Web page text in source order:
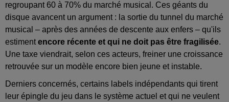
regroupant 60 à 70% du marché musical. Ces géants du
disque avancent un argument : la sortie du tunnel du marché
musical – après des années de descente aux enfers – qu'ils
estimentencore récente et qui ne doit pas être fragilisée.
Une taxe viendrait, selon ces acteurs, freiner une croissance
retrouvée sur un modèle encore bien jeune et instable.
Derniers concernés, certains labels indépendants qui tirent
leur épingle du jeu dans le système actuel et qui ne veulent